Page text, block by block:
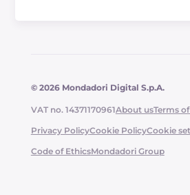
© 2026 Mondadori Digital S.p.A.
VAT no. 14371170961About usTerms
Privacy PolicyCookie PolicyCookie
Code of EthicsMondadori Group